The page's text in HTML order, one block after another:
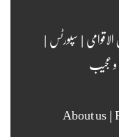
|سپورٹس|
عجیب
About us|